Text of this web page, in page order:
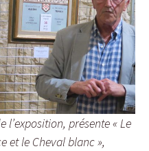
présente « Le
et le Cheval blanc »,